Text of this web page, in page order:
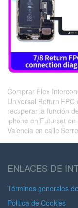
Comprar Flex
Universal Return
recuperar la función
iphone en Futursat
Valencia en calle
ENLACES DE
Términos generales
Politica de Cookies